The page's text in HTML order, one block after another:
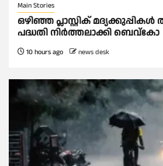
Main Stories
ഒഴിഞ്ഞ പ്ലാസ്റ്റിക് മദ്യക്കുപ്പികള്‍
പദ്ധതി നിര്‍ത്തലാക്കി ബെവ്കോ
10 hours ago news desk